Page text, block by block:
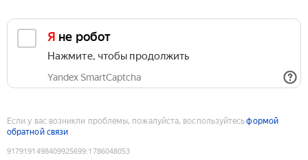
Я не робот
Нажмите, чтобы продолжить
Yandex SmartCaptcha
Если у вас возникли проблемы, пожалуйста, воспользуйтесьформой
обратной связи
9179191498409925699:1786048053